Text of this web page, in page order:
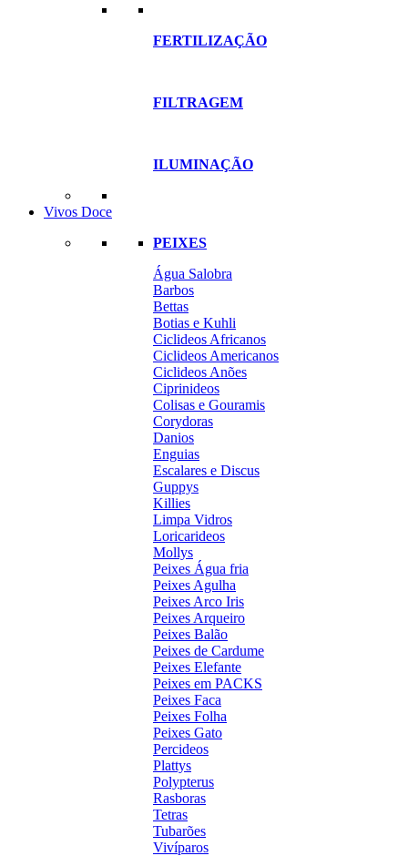
FERTILIZAÇÃO
FILTRAGEM
ILUMINAÇÃO
Vivos Doce
PEIXES
Água Salobra
Barbos
Bettas
Botias e Kuhli
Ciclideos Africanos
Ciclideos Americanos
Ciclideos Anões
Ciprinideos
Colisas e Gouramis
Corydoras
Danios
Enguias
Escalares e Discus
Guppys
Killies
Limpa Vidros
Loricarideos
Mollys
Peixes Água fria
Peixes Agulha
Peixes Arco Iris
Peixes Arqueiro
Peixes Balão
Peixes de Cardume
Peixes Elefante
Peixes em PACKS
Peixes Faca
Peixes Folha
Peixes Gato
Percideos
Plattys
Polypterus
Rasboras
Tetras
Tubarões
Vivíparos